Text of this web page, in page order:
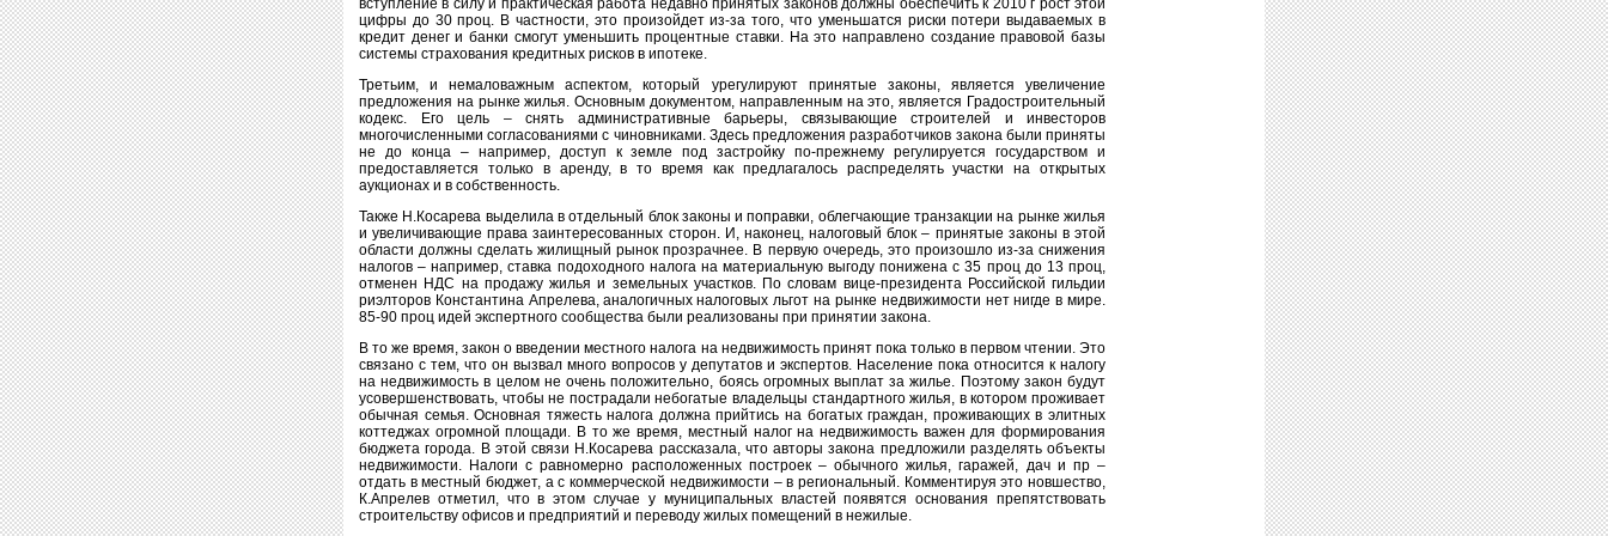
цифры до 30 проц. В частности, это произойдет из-за того, что уменьшатся риски потери выдаваемых в
кредит денег и банки смогут уменьшить процентные ставки. На это направлено создание правовой базы
системы страхования кредитных рисков в ипотеке.
Третьим, и немаловажным аспектом, который урегулируют принятые законы, является увеличение
предложения на рынке жилья. Основным документом, направленным на это, является Градостроительный
кодекс. Его цель – снять административные барьеры, связывающие строителей и инвесторов
многочисленными согласованиями с чиновниками. Здесь предложения разработчиков закона были приняты
не до конца – например, доступ к земле под застройку по-прежнему регулируется государством и
предоставляется только в аренду, в то время как предлагалось распределять участки на открытых
аукционах и в собственность.
Также Н.Косарева выделила в отдельный блок законы и поправки, облегчающие транзакции на рынке жилья
и увеличивающие права заинтересованных сторон. И, наконец, налоговый блок – принятые законы в этой
области должны сделать жилищный рынок прозрачнее. В первую очередь, это произошло из-за снижения
налогов – например, ставка подоходного налога на материальную выгоду понижена с 35 проц до 13 проц,
отменен НДС на продажу жилья и земельных участков. По словам вице-президента Российской гильдии
риэлторов Константина Апрелева, аналогичных налоговых льгот на рынке недвижимости нет нигде в мире.
85-90 проц идей экспертного сообщества были реализованы при принятии закона.
В то же время, закон о введении местного налога на недвижимость принят пока только в первом чтении. Это
связано с тем, что он вызвал много вопросов у депутатов и экспертов. Население пока относится к налогу
на недвижимость в целом не очень положительно, боясь огромных выплат за жилье. Поэтому закон будут
усовершенствовать, чтобы не пострадали небогатые владельцы стандартного жилья, в котором проживает
обычная семья. Основная тяжесть налога должна прийтись на богатых граждан, проживающих в элитных
коттеджах огромной площади. В то же время, местный налог на недвижимость важен для формирования
бюджета города. В этой связи Н.Косарева рассказала, что авторы закона предложили разделять объекты
недвижимости. Налоги с равномерно расположенных построек – обычного жилья, гаражей, дач и пр –
отдать в местный бюджет, а с коммерческой недвижимости – в региональный. Комментируя это новшество,
К.Апрелев отметил, что в этом случае у муниципальных властей появятся основания препятствовать
строительству офисов и предприятий и переводу жилых помещений в нежилые.